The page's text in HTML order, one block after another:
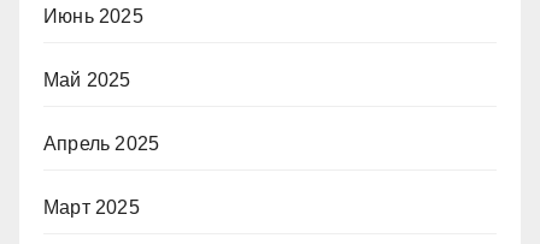
Июнь 2025
Май 2025
Апрель 2025
Март 2025